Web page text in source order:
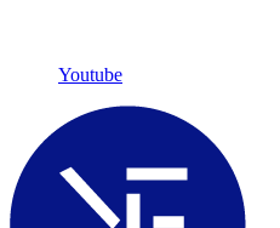
Youtube